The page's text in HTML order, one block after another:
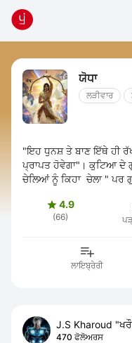
ਯੋਧਾ
ਲੜੀਵਾਰ
"ਇਹ ਧੁਨਸ਼ ਤੇ ਬਾਣ ਇੱਥੇ ਹੀ
ਪ੍ਰਾਪਤ ਹੋਵੇਗਾ"। ਕੁਟਿਆ ਦੇ
ਚੇਲਿਆਂ ਨੂੰ ਕਿਹਾ ਚੇਲਾ " ਪਰ
4.9
(66)
ਲਾਇਬ੍ਰੇਰੀ
J.S Kharoud
470 ਫੋਲੋਅਰਸ